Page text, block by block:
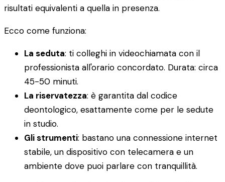
risultati equivalenti a quella in presenza.
Ecco come funziona:
La seduta: ti colleghi in videochiamata con il
professionista all'orario concordato. Durata: circa
45-50 minuti.
La riservatezza: è garantita dal codice
deontologico, esattamente come per le sedute
in studio.
Gli strumenti: bastano una connessione internet
stabile, un dispositivo con telecamera e un
ambiente dove puoi parlare con tranquillità.